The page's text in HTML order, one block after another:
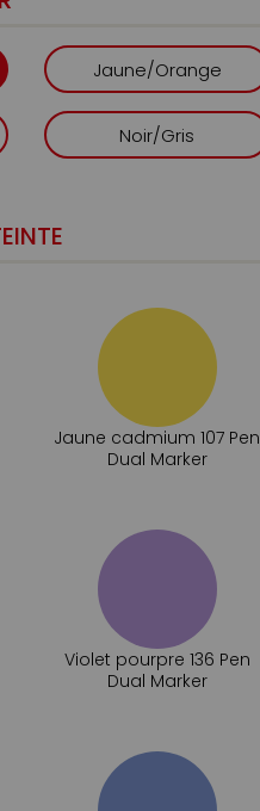
Jaune/Orange
Noir/Gris
Jaune cadmium 107 Pen
Dual Marker
Violet pourpre 136 Pen
Dual Marker